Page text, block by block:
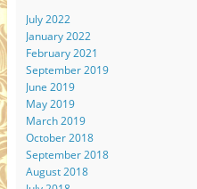
July 2022
January 2022
February 2021
September 2019
June 2019
May 2019
March 2019
October 2018
September 2018
August 2018